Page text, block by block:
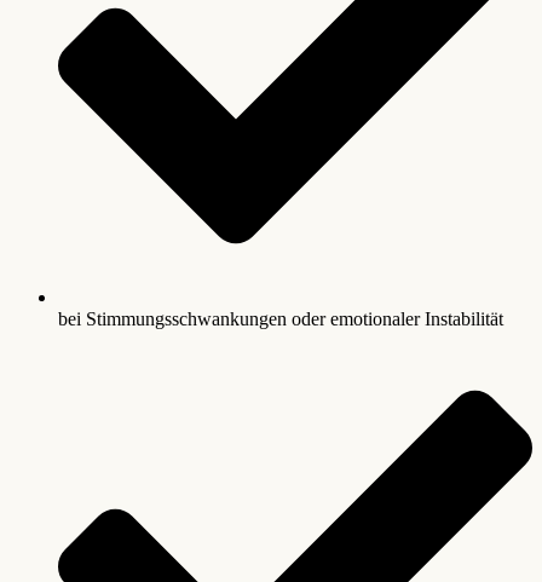
bei Stimmungsschwankungen oder emotionaler Instabilität